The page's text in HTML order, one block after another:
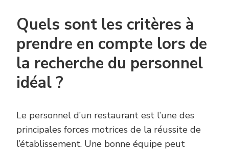
Quels sont les critères à
prendre en compte lors de
la recherche du personnel
idéal ?
Le personnel d’un restaurant est l’une des
principales forces motrices de la réussite de
l’établissement. Une bonne équipe peut